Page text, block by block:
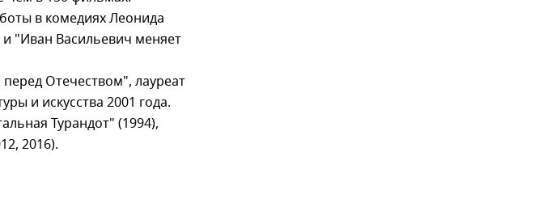
в комедиях Леонида
и "Иван Васильевич меняет
Отечеством", лауреат
и искусства 2001 года.
Турандот" (1994),
2016).